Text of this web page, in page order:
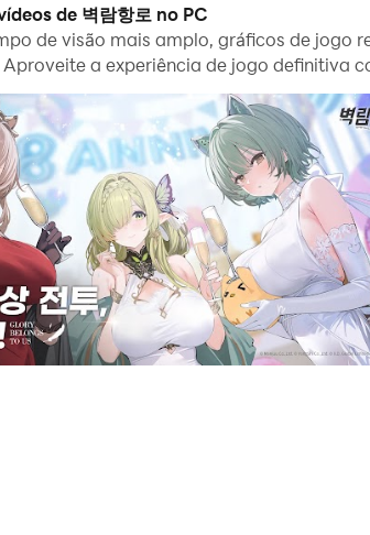
de operação é uma ótima opção para
e então repita a operação da instância
a baixar e jogar 벽람항로 no seu PC
작 시리즈와의 꿈의 콜라보!
그녀들과 함께 출격하고, 호감도를 올려 당신
. 자, 닻을 올려라!
de 벽람항로 no PC
de visão mais amplo, gráficos de jogo
Aproveite a experiência de jogo definitiva